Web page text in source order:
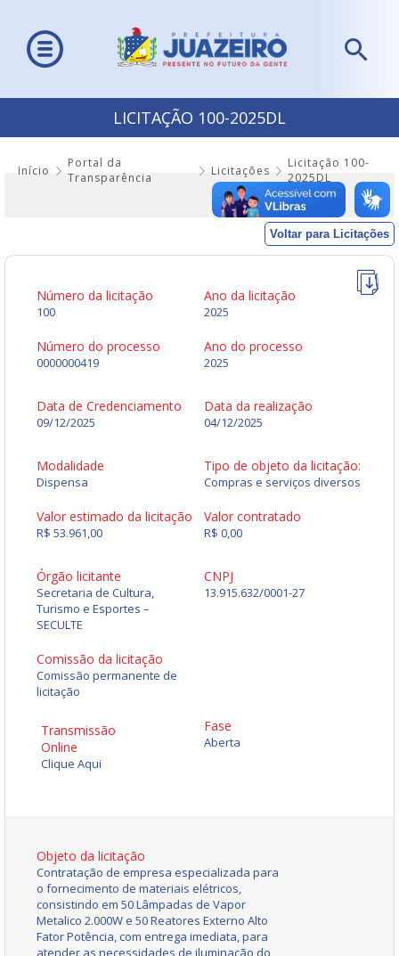
LICITAÇÃO 100-2025DL
Início
Portal da
Transparência
Licitações
Licitação 100-
2025DL
Voltar para Licitações
Número da licitação
100
Ano da licitação
2025
Número do processo
0000000419
Ano do processo
2025
Data de Credenciamento
09/12/2025
Data da realização
04/12/2025
Modalidade
Dispensa
Tipo de objeto da licitação:
Compras e serviços diversos
Valor estimado da licitação
R$ 53.961,00
Valor contratado
R$ 0,00
Órgão licitante
Secretaria de Cultura,
Turismo e Esportes –
SECULTE
CNPJ
13.915.632/0001-27
Comissão da licitação
Comissão permanente de
licitação
Transmissão
Online
Clique Aqui
Fase
Aberta
Objeto da licitação
Contratação de empresa especializada para
o fornecimento de materiais elétricos,
consistindo em 50 Lâmpadas de Vapor
Metalico 2.000W e 50 Reatores Externo Alto
Fator Potência, com entrega imediata, para
atender as necessidades de iluminação do